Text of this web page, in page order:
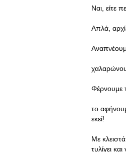
Ναι, είτε
Απλά,
Φέρνουμε
το
εκεί!
Με
τυλίγει